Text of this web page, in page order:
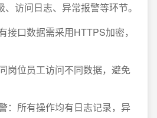
访问日志、异常报警等环节。
接口数据需采用HTTPS加密，
岗位员工访问不同数据，避免
：所有操作均有日志记录，异